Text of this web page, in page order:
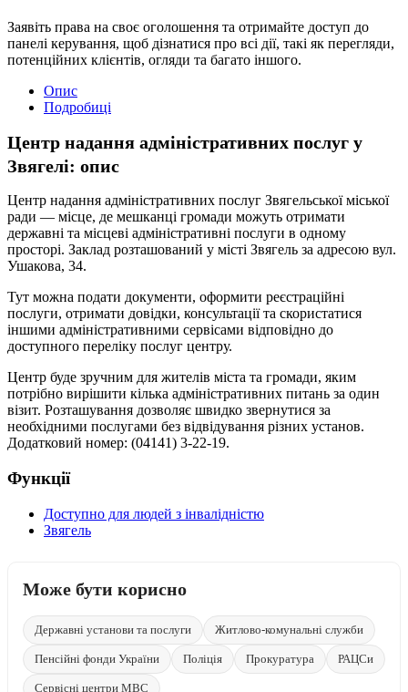
Заявіть права на своє оголошення та отримайте доступ до
панелі керування, щоб дізнатися про всі дії, такі як перегляди,
потенційних клієнтів, огляди та багато іншого.
Опис
Подробиці
Центр надання адміністративних послуг у
Звягелі: опис
Центр надання адміністративних послуг Звягельської міської
ради — місце, де мешканці громади можуть отримати
державні та місцеві адміністративні послуги в одному
просторі. Заклад розташований у місті Звягель за адресою вул.
Ушакова, 34.
Тут можна подати документи, оформити реєстраційні
послуги, отримати довідки, консультації та скористатися
іншими адміністративними сервісами відповідно до
доступного переліку послуг центру.
Центр буде зручним для жителів міста та громади, яким
потрібно вирішити кілька адміністративних питань за один
візит. Розташування дозволяє швидко звернутися за
необхідними послугами без відвідування різних установ.
Додатковий номер: (04141) 3-22-19.
Функції
Доступно для людей з інвалідністю
Звягель
Може бути корисно
Державні установи та послуги Житлово-комунальні служби
Пенсійні фонди України Поліція Прокуратура РАЦСи
Сервісні центри МВС